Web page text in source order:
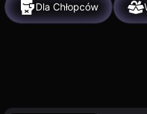
Dla Chłopców